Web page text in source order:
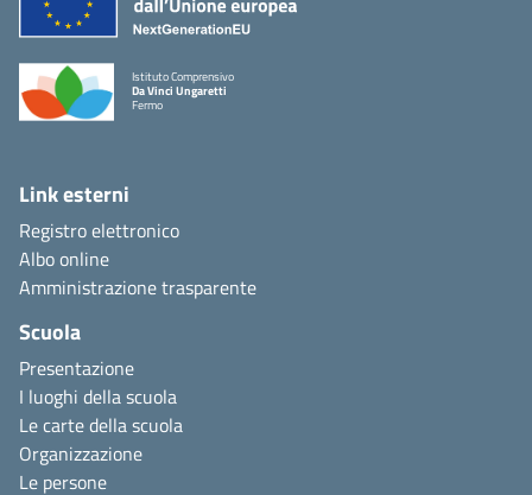
Istituto Comprensivo
Da Vinci Ungaretti
Fermo
Link esterni
Registro elettronico
Albo online
Amministrazione trasparente
Scuola
Presentazione
I luoghi della scuola
Le carte della scuola
Organizzazione
Le persone